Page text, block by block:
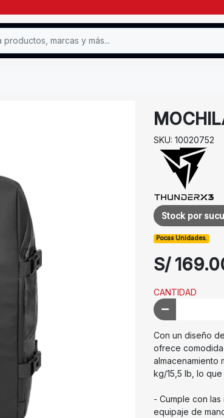
SKU: 10020752
Stock por
Pocas Unidades.
S/
CANTIDAD
Con un diseño
ofrece
almacenamiento
kg/15,5 lb, lo
- Cumple con
equipaje de